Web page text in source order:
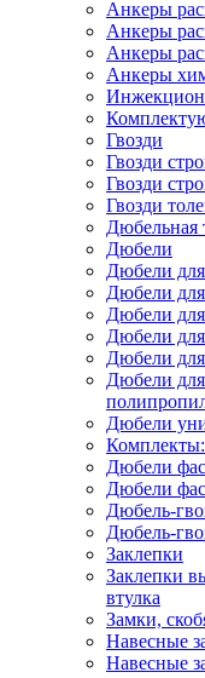
Анкеры
Анкеры
Анкеры
Анкеры
Гвозди
Гвозди
Гвозди
Гвозди
Дюбельная
Дюбели
Дюбели
Дюбели для
Дюбели для
Дюбели
Дюбели для
Дюбели
Дюбели
Дюбели
Дюбели
Дюбель-
Дюбель-
Заклепки
Заклепки
втулка
Замки,
Навесные
Навесные